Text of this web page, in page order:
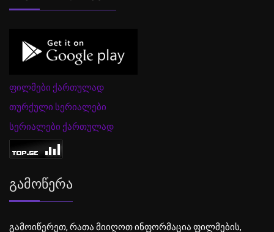
ფილმები ქართულად
თურქული სერიალები
სერიალები ქართულად
Გამოწერა
გამოიწერეთ, რათა მიიღოთ ინფორმაცია ფილმების,